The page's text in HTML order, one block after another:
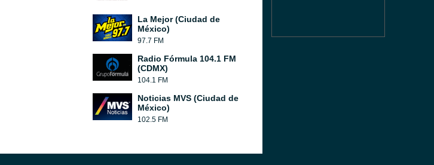
La Mejor (Ciudad de
México)
97.7 FM
Radio Fórmula 104.1 FM
(CDMX)
104.1 FM
Noticias MVS (Ciudad de
México)
102.5 FM